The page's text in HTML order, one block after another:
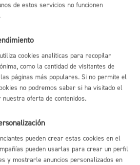
de estos servicios no funcionen
cookies analíticas para recopilar
como la cantidad de visitantes de
páginas más populares. Si no permite el
no podremos saber si ha visitado el
oferta de contenidos.
pueden crear estas cookies en el
pueden usarlas para crear un perfil
y mostrarle anuncios personalizados en